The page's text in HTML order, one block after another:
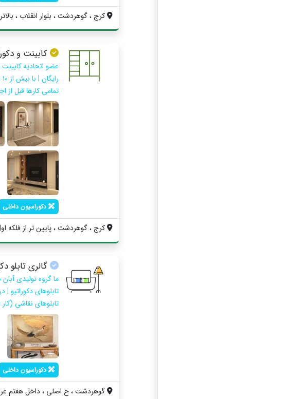
کرج ، گوهردشت ، بلوار انقلاب ،
کابینت و
تمامی کارها قبل
دکوراسیون داخلی
کرج ، گوهردشت ، پایین تر از فلکه
گالری تابلو
تابلوهای
تابلوهای نقاشی
دکوراسیون داخلی
گوهردشت ، خ اصلی ، داخل هفتم غربی